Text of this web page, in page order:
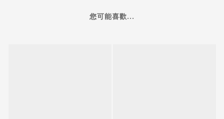
您可能喜歡...